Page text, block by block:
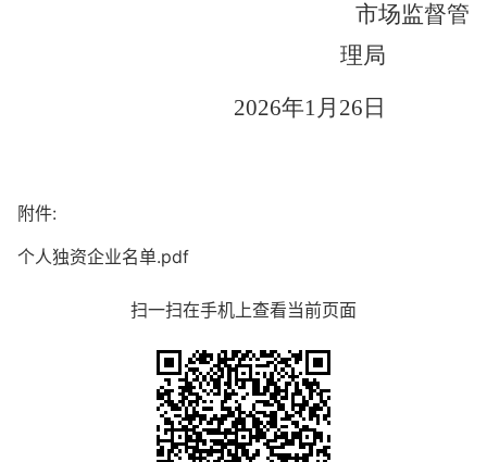
市场监督管
理局
2026年1月26日
附件:
个人独资企业名单.pdf
扫一扫在手机上查看当前页面